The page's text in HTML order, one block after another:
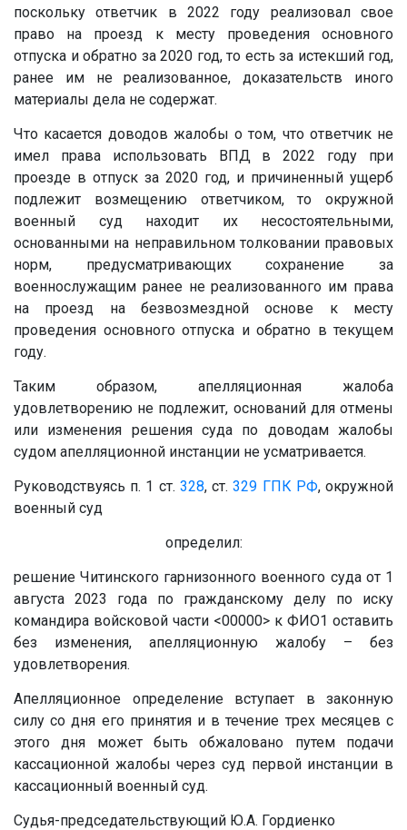
поскольку ответчик в 2022 году реализовал свое
право на проезд к месту проведения основного
отпуска и обратно за 2020 год, то есть за истекший год,
ранее им не реализованное, доказательств иного
материалы дела не содержат.
Что касается доводов жалобы о том, что ответчик не
имел права использовать ВПД в 2022 году при
проезде в отпуск за 2020 год, и причиненный ущерб
подлежит возмещению ответчиком, то окружной
военный суд находит их несостоятельными,
основанными на неправильном толковании правовых
норм, предусматривающих сохранение за
военнослужащим ранее не реализованного им права
на проезд на безвозмездной основе к месту
проведения основного отпуска и обратно в текущем
году.
Таким образом, апелляционная жалоба
удовлетворению не подлежит, оснований для отмены
или изменения решения суда по доводам жалобы
судом апелляционной инстанции не усматривается.
Руководствуясь п. 1 ст. 328, ст.329 ГПК РФ, окружной
военный суд
определил:
решение Читинского гарнизонного военного суда от 1
августа 2023 года по гражданскому делу по иску
командира войсковой части <00000> к ФИО1 оставить
без изменения, апелляционную жалобу – без
удовлетворения.
Апелляционное определение вступает в законную
силу со дня его принятия и в течение трех месяцев с
этого дня может быть обжаловано путем подачи
кассационной жалобы через суд первой инстанции в
кассационный военный суд.
Судья-председательствующий Ю.А. Гордиенко